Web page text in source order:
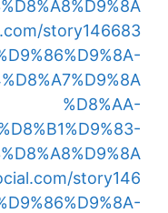
story146683
%D8%AA-
story146